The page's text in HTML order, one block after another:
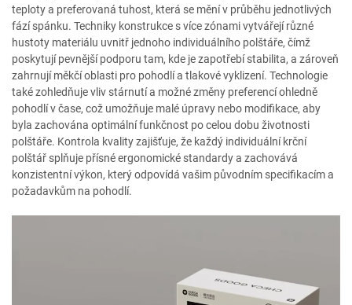
teploty a preferovaná tuhost, která se mění v průběhu jednotlivých
fází spánku. Techniky konstrukce s více zónami vytvářejí různé
hustoty materiálu uvnitř jednoho individuálního polštáře, čímž
poskytují pevnější podporu tam, kde je zapotřebí stabilita, a zároveň
zahrnují měkčí oblasti pro pohodlí a tlakové vyklizení. Technologie
také zohledňuje vliv stárnutí a možné změny preferencí ohledně
pohodlí v čase, což umožňuje malé úpravy nebo modifikace, aby
byla zachována optimální funkčnost po celou dobu životnosti
polštáře. Kontrola kvality zajišťuje, že každý individuální krční
polštář splňuje přísné ergonomické standardy a zachovává
konzistentní výkon, který odpovídá vašim původním specifikacím a
požadavkům na pohodlí.